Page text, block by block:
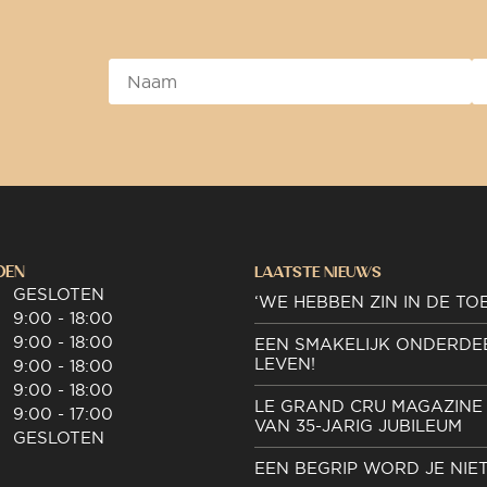
GESLOTEN
9:00 - 18:00
9:00 - 18:00
9:00 - 18:00
9:00 - 18:00
9:00 - 17:00
GESLOTEN
LAATSTE NIEUWS
‘WE HEBBEN ZIN IN DE
EEN SMAKELIJK
LEVEN!
LE GRAND CRU MAGAZINE
VAN 35-JARIG JUBILEUM
EEN BEGRIP WORD JE